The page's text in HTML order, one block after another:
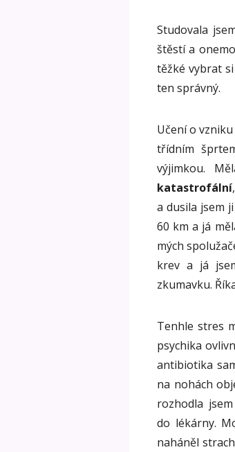
Studovala
štěstí a
těžké vybrat
ten správný.
Učení o
třídním
výjimkou.
katastrofální
a dusila jsem
60 km a já
mých
krev a já
zkumavku.
Tenhle stres
psychika
antibiotika
na nohách
rozhodla
do lékárny.
naháněl